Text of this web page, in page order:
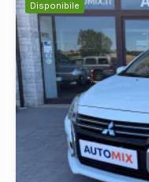
Disponibile